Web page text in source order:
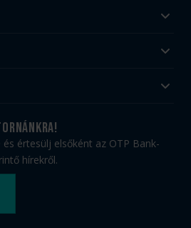
értesülj elsőként az OTP Bank-
hírekről.